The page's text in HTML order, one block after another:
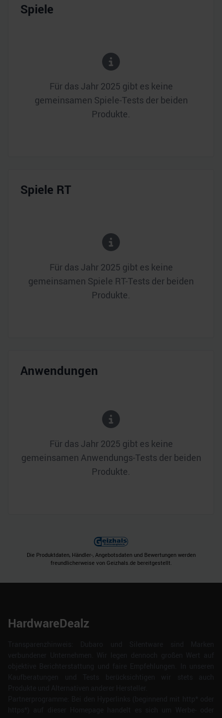
Spiele
Für das Jahr 2025 gibt es keine
gemeinsamen Spiele-Tests der beiden
Produkte.
Spiele RT
Für das Jahr 2025 gibt es keine
gemeinsamen Spiele RT-Tests der beiden
Produkte.
Anwendungen
Für das Jahr 2025 gibt es keine
gemeinsamen Anwendungs-Tests der beiden
Produkte.
Die Produktdaten, Händler-, Angebotsdaten und Bewertungen werden
freundlicherweise von Geizhals.de bereitgestellt.
HardwareDealz